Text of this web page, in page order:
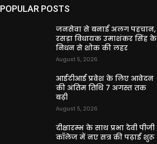
POPULAR POSTS
जनसेवा से बनाई अलग पहचान,
रसड़ा विधायक उमाशंकर सिंह के
निधन से शोक की लहर
August 5, 2026
आईटीआई प्रवेश के लिए आवेदन
की अंतिम तिथि 7 अगस्त तक
बढ़ी
August 5, 2026
दीक्षारम्भ के साथ प्रभा देवी पीजी
कॉलेज में नए सत्र की पढ़ाई शुरू